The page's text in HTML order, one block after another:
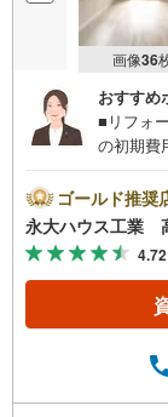
画像36
おすすめ
■リフォ
の初期費
を大きく
建・マン
ておりま
などの地
て頂け
経験豊
ろん、
ゴールド推奨
永大ハウス工業
4.72